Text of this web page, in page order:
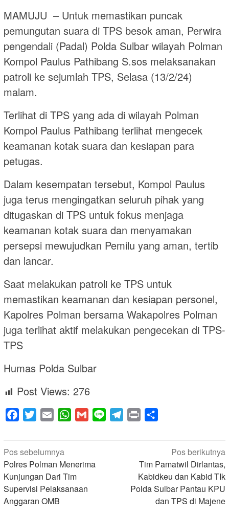
MAMUJU – Untuk memastikan puncak
pemungutan suara di TPS besok aman, Perwira
pengendali (Padal) Polda Sulbar wilayah Polman
Kompol Paulus Pathibang S.sos melaksanakan
patroli ke sejumlah TPS, Selasa (13/2/24)
malam.
Terlihat di TPS yang ada di wilayah Polman
Kompol Paulus Pathibang terlihat mengecek
keamanan kotak suara dan kesiapan para
petugas.
Dalam kesempatan tersebut, Kompol Paulus
juga terus mengingatkan seluruh pihak yang
ditugaskan di TPS untuk fokus menjaga
keamanan kotak suara dan menyamakan
persepsi mewujudkan Pemilu yang aman, tertib
dan lancar.
Saat melakukan patroli ke TPS untuk
memastikan keamanan dan kesiapan personel,
Kapolres Polman bersama Wakapolres Polman
juga terlihat aktif melakukan pengecekan di TPS-
TPS
Humas Polda Sulbar
Post Views: 276
Facebook
Twitter Email WhatsApp
Gmail Line Telegram
Print
Navigasi
pos
Pos sebelumnya
Polres Polman Menerima
Kunjungan Dari Tim
Supervisi Pelaksanaan
Anggaran OMB
Pos berikutnya
Tim Pamatwil Dirlantas,
Kabidkeu dan Kabid TIk
Polda Sulbar Pantau KPU
dan TPS di Majene